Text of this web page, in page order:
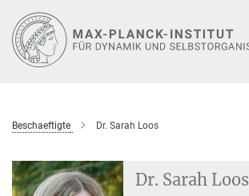
Hauptinhalt
Beschaeftigte Dr. Sarah Loos
Dr. Sarah Loos